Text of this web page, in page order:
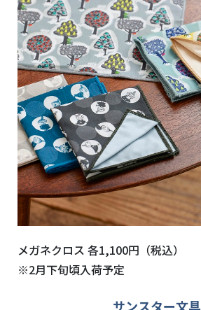
メガネクロス 各1,100円 （税込）
※2月下旬頃入荷予定
サンスター文具